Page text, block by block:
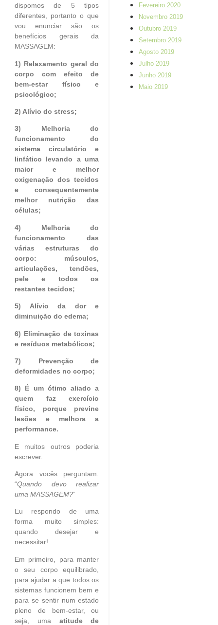
dispomos de 5 tipos
diferentes, portanto o que
vou enunciar são os
benefícios gerais da
MASSAGEM:
1) Relaxamento geral do
corpo com efeito de
bem-estar físico e
psicológico;
2) Alívio do stress;
3) Melhoria do
funcionamento do
sistema circulatório e
linfático levando a uma
maior e melhor
oxigenação dos tecidos
e consequentemente
melhor nutrição das
células;
4) Melhoria do
funcionamento das
várias estruturas do
corpo: músculos,
articulações, tendões,
pele e todos os
restantes tecidos;
5) Alívio da dor e
diminuição do edema;
6) Eliminação de toxinas
e resíduos metabólicos;
7) Prevenção de
deformidades no corpo;
8) É um ótimo aliado a
quem faz exercício
físico, porque previne
lesões e melhora a
performance.
E muitos outros poderia
escrever.
Agora vocês perguntam:
“Quando devo realizar
uma MASSAGEM?”
Eu respondo de uma
forma muito simples:
quando desejar e
necessitar!
Em primeiro, para manter
o seu corpo equilibrado,
para ajudar a que todos os
sistemas funcionem bem e
para se sentir num estado
pleno de bem-estar, ou
seja, uma atitude de
Fevereiro 2020
Novembro 2019
Outubro 2019
Setembro 2019
Agosto 2019
Julho 2019
Junho 2019
Maio 2019